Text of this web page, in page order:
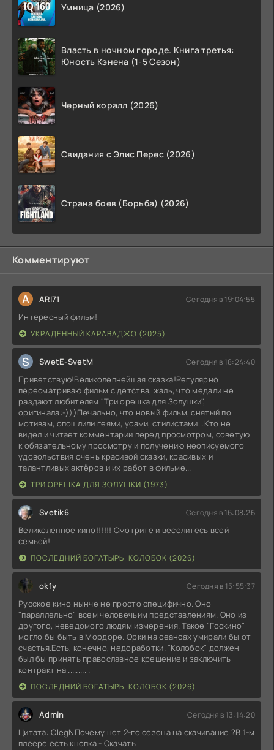
Умница (2026)
Власть в ночном городе. Книга третья:
Юность Кэнена (1-5 Сезон)
Черный коралл (2026)
Свидания с Элис Перес (2026)
Страна боев (Борьба) (2026)
Комментируют
A ARI71 Сегодня в 19:04:55
Интересный фильм!
УКРАДЕННЫЙ КАРАВАДЖО (2025)
S SwetE-SvetM Сегодня в 18:24:40
Приветствую!Великолепнейшая сказка!Регулярно
пересматриваю фильм с детства, жаль, что медали не
раздают любителям "Три орешка для Золушки",
оригинала:-)))Печально, что новый фильм, снятый по
мотивам, опошлили геями, усами, стилистами...Кто не
видел и читает комментарии перед просмотром, советую
к обязательному просмотру и получению неописуемого
удовольствия очень красивой сказки, красивых и
талантливых актёров и их работ в фильме...
ТРИ ОРЕШКА ДЛЯ ЗОЛУШКИ (1973)
Svetik6 Сегодня в 16:08:26
Великолепное кино!!!!!! Смотрите и веселитесь всей
семьей!
ПОСЛЕДНИЙ БОГАТЫРЬ. КОЛОБОК (2026)
ok1y Сегодня в 15:55:37
Русское кино нынче не просто специфично. Оно
"параллельно" всем человечьим представлениям. Оно из
другого, неведомого людям измерения. Такое "Госкино"
могло бы быть в Мордоре. Орки на сеансах умирали бы от
счастья.Есть, конечно, недоработки. "Колобок" должен
был бы принять православное крещение и заключить
контракт на ......... .
ПОСЛЕДНИЙ БОГАТЫРЬ. КОЛОБОК (2026)
Admin Сегодня в 13:14:20
Цитата: OlegNПочему нет 2-го сезона на скачивание ?В 1-м
плеере есть кнопка - Скачать